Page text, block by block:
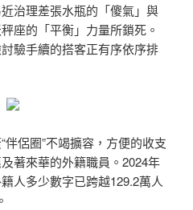
治理差張水瓶的「傻氣」與
座的「平衡」力量所鎖死。
驗手續的搭客正有序依序排
伴侶圈”不竭擴容，方便的收支
著來華的外籍職員。2024年
人多少數字已跨越129.2萬人